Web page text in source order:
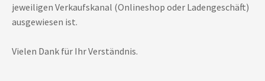
jeweiligen Verkaufskanal (Onlineshop oder Ladengeschäft)
ausgewiesen ist.
Vielen Dank für Ihr Verständnis.